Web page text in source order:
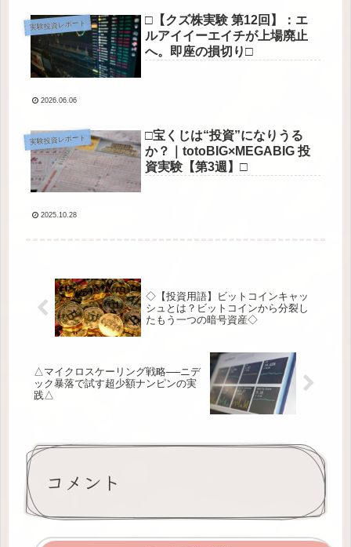
実験投資レポート
□【クズ株実験 第12回】：エ
ルアイイーエイチが上場廃止
へ。即座の損切り□
2026.06.06
実験投資レポート
□宝くじは“投資”になりうる
か？｜totoBIG×MEGABIG 投
資実験【第3週】□
2025.10.28
◇【投資用語】ビットコインキャッ
シュとは？ビットコインから分裂し
たもう一つの暗号資産◇
△マイクロスケーリング戦略──ニデ
ック暴落で試す超少額ナンピンの実
践△
コメント